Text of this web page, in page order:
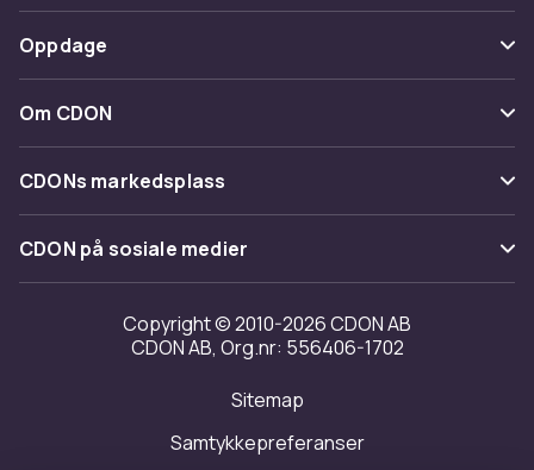
Spor pakke
Angre & returner her
Kontakt oss
Betaling
Levering
Tilbakekallinger
Oppdage
Kategorier
Varemerker
Om CDON
Om oss
Kundeanmeldelser
Jobbe på CDON
Investor relations
Tilgjengelighet
CDONs markedsplass
Merchant Help Center
CDON på sosiale medier
Copyright © 2010-2026 CDON AB
CDON AB, Org.nr: 556406-1702
Sitemap
Samtykkepreferanser